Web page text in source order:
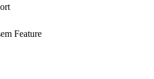
Feature